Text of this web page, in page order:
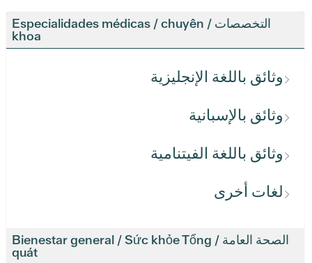
التخصصات / Especialidades médicas / chuyên
khoa
وثائق باللغة الإنجليزية
وثائق بالإسبانية
وثائق باللغة الفيتنامية
لغات أخرى
الصحة العامة / Bienestar general / Sức khỏe Tổng
quát